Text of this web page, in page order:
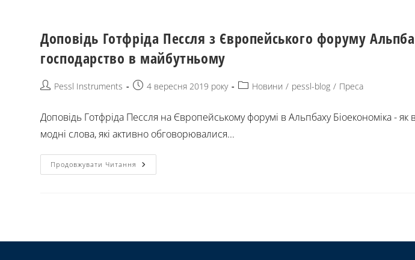
Доповідь Готфріда Пессля з Європейського форуму
господарство в майбутньому
Pessl Instruments 4 вересня 2019 року Новини / pessl-blog / Преса
Доповідь Готфріда Пессля на Європейському форумі в Альпбаху Біоекономіка -
модні слова, які активно обговорювалися...
Продовжувати Читання